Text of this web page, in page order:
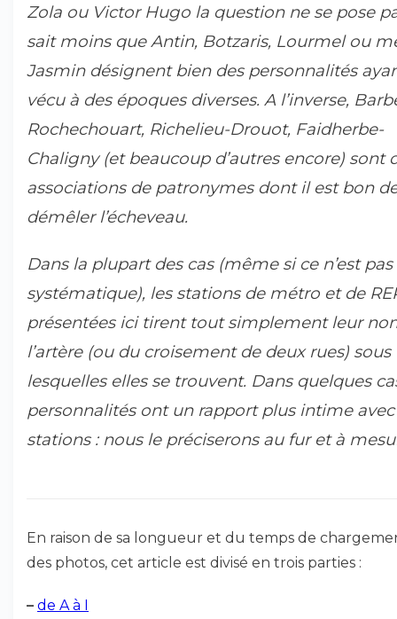
Zola ou Victor Hugo la question ne se pose
sait moins que Antin, Botzaris, Lourmel ou
Jasmin désignent bien des personnalités
vécu à des époques diverses. A l’inverse,
Rochechouart, Richelieu-Drouot, Faidherbe-
Chaligny (et beaucoup d’autres encore) sont
associations de patronymes dont il est bon
démêler l’écheveau.
Dans la plupart des cas (même si ce n’est pas
systématique), les stations de métro et de
présentées ici tirent tout simplement leur
l’artère (ou du croisement de deux rues) sous
lesquelles elles se trouvent. Dans quelques
personnalités ont un rapport plus intime avec
stations : nous le préciserons au fur et à
En raison de sa longueur et du temps de
des photos, cet article est divisé en trois parties :
– de A à I